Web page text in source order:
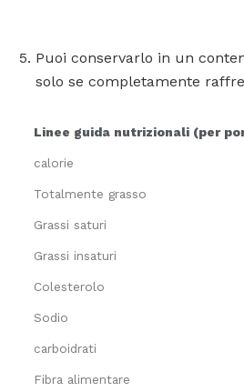
Puoi conservarlo in un
solo se completamente
Linee guida nutrizionali (per
calorie
Totalmente grasso
Grassi saturi
Grassi insaturi
Colesterolo
Sodio
carboidrati
Fibra alimentare